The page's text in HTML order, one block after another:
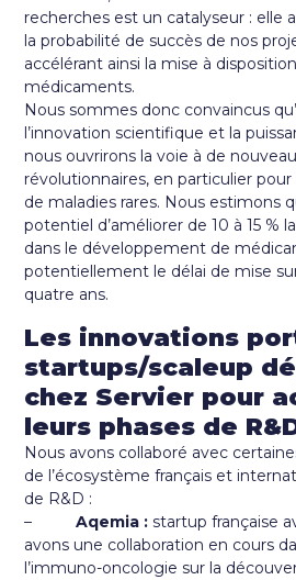
recherches est un catalyseur : elle
la probabilité de succès de nos
accélérant ainsi la mise à
médicaments.
Nous sommes donc convaincus
l’innovation scientifique et la
nous ouvrirons la voie à de
révolutionnaires, en particulier
de maladies rares. Nous estimons
potentiel d’améliorer de 10 à 15 %
dans le développement de
potentiellement le délai de mise
quatre ans.
Les innovations
startups/scaleup
chez Servier pour
leurs phases de
Nous avons collaboré avec
de l’écosystème français et
de R&D :
–
Aqemia :startup française
avons une collaboration en cours
l’immuno-oncologie sur la